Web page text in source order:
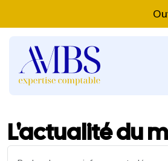
L'actualité du